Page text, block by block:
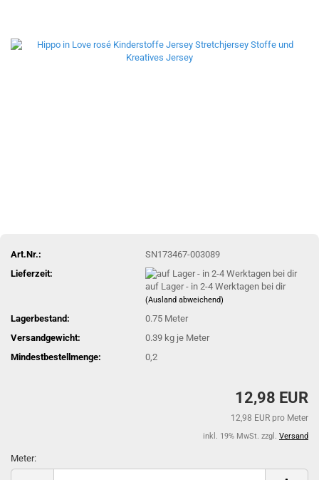
Art.Nr.:
SN173467-003089
Lieferzeit:
auf Lager - in 2-4 Werktagen bei dir
(Ausland abweichend)
Lagerbestand: 0.75 Meter
Versandgewicht:
0.39 kg je Meter
Mindestbestellmenge:
0,2
12,98 EUR
12,98 EUR pro Meter
inkl. 19% MwSt. zzgl. Versand
Meter:
Meter